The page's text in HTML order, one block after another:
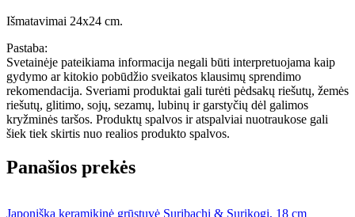
Išmatavimai 24x24 cm.
Pastaba:
Svetainėje pateikiama informacija negali būti interpretuojama kaip
gydymo ar kitokio pobūdžio sveikatos klausimų sprendimo
rekomendacija. Sveriami produktai gali turėti pėdsakų riešutų, žemės
riešutų, glitimo, sojų, sezamų, lubinų ir garstyčių dėl galimos
kryžminės taršos. Produktų spalvos ir atspalviai nuotraukose gali
šiek tiek skirtis nuo realios produkto spalvos.
Panašios prekės
Japoniška keramikinė grūstuvė Suribachi & Surikogi, 18 cm